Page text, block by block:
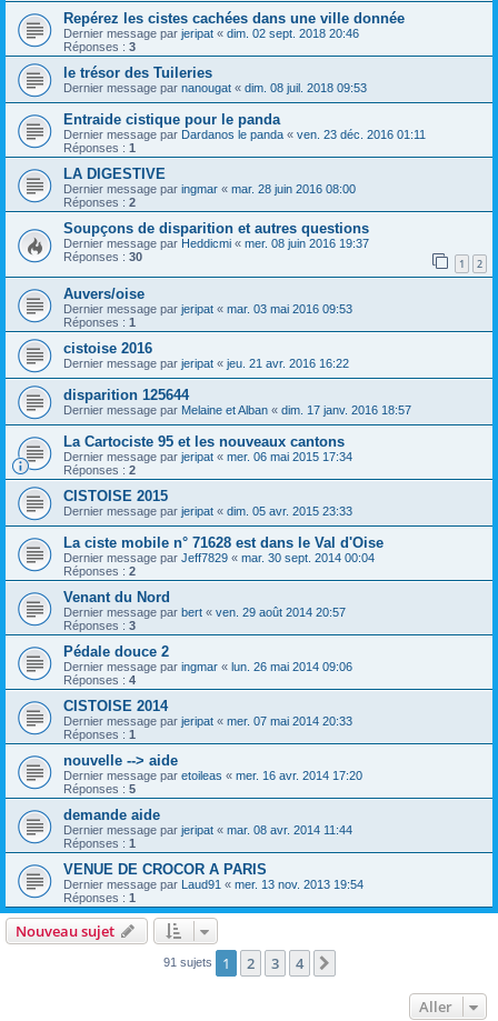
Repérez les cistes cachées dans une ville donnée
Dernier message par jeripat « dim. 02 sept. 2018 20:46
Réponses : 3
le trésor des Tuileries
Dernier message par nanougat « dim. 08 juil. 2018 09:53
Entraide cistique pour le panda
Dernier message par Dardanos le panda « ven. 23 déc. 2016 01:11
Réponses : 1
LA DIGESTIVE
Dernier message par ingmar « mar. 28 juin 2016 08:00
Réponses : 2
Soupçons de disparition et autres questions
Dernier message par Heddicmi « mer. 08 juin 2016 19:37
Réponses : 30 1 2
Auvers/oise
Dernier message par jeripat « mar. 03 mai 2016 09:53
Réponses : 1
cistoise 2016
Dernier message par jeripat « jeu. 21 avr. 2016 16:22
disparition 125644
Dernier message par Melaine et Alban « dim. 17 janv. 2016 18:57
La Cartociste 95 et les nouveaux cantons
Dernier message par jeripat « mer. 06 mai 2015 17:34
Réponses : 2
CISTOISE 2015
Dernier message par jeripat « dim. 05 avr. 2015 23:33
La ciste mobile n° 71628 est dans le Val d'Oise
Dernier message par Jeff7829 « mar. 30 sept. 2014 00:04
Réponses : 2
Venant du Nord
Dernier message par bert « ven. 29 août 2014 20:57
Réponses : 3
Pédale douce 2
Dernier message par ingmar « lun. 26 mai 2014 09:06
Réponses : 4
CISTOISE 2014
Dernier message par jeripat « mer. 07 mai 2014 20:33
Réponses : 1
nouvelle --> aide
Dernier message par etoileas « mer. 16 avr. 2014 17:20
Réponses : 5
demande aide
Dernier message par jeripat « mar. 08 avr. 2014 11:44
Réponses : 1
VENUE DE CROCOR A PARIS
Dernier message par Laud91 « mer. 13 nov. 2013 19:54
Réponses : 1
Nouveau sujet
91 sujets 1 2 3 4
Aller